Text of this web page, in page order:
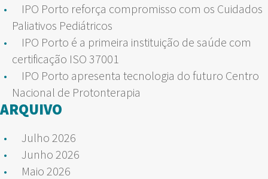
IPO Porto reforça compromisso com os Cuidados
Paliativos Pediátricos
IPO Porto é a primeira instituição de saúde com
certificação ISO 37001
IPO Porto apresenta tecnologia do futuro Centro
Nacional de Protonterapia
ARQUIVO
Julho 2026
Junho 2026
Maio 2026